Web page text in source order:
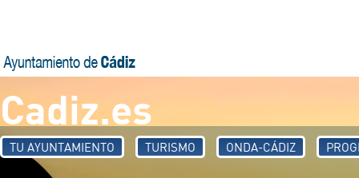
Cadiz.es
TU AYUNTAMIENTO TURISMO ONDA-CÁDIZ